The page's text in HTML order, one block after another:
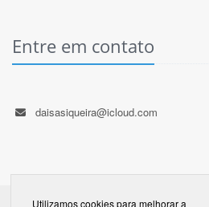
Entre em contato
daisasiqueira@icloud.com
Utilizamos cookies para melhorar a